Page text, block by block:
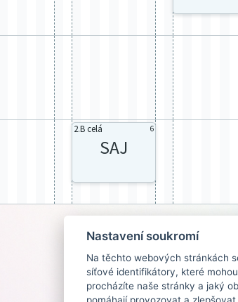
2.B celá 6
SAJ
Nastavení soukromí
Na těchto webových stránkách
síťové identifikátory, které
procházíte naše stránky a jaký